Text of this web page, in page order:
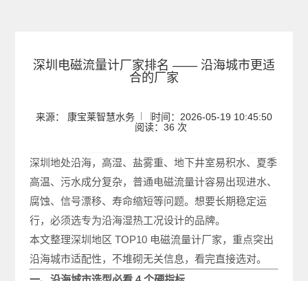
深圳电磁流量计厂家排名 —— 沿海城市更适
合的厂家
来源： 康宝莱智慧水务
时间：2026-05-19 10:45:50
阅读：36 次
深圳地处沿海，高湿、盐雾重、地下井室易积水、夏季
高温、污水成分复杂，普通电磁流量计容易出现进水、
腐蚀、信号漂移、寿命缩短等问题。想要长期稳定运
行，必须选专为沿海湿热工况设计的品牌。
本文整理深圳地区 TOP10 电磁流量计厂家，重点突出
沿海城市适配性，不堆砌无关信息，看完直接选对。